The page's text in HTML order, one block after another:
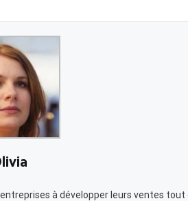
à développer leurs ventes